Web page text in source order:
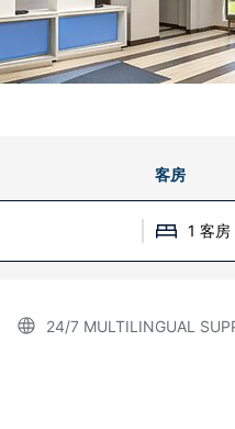
客房
1 客房
24/7 MULTILINGUAL